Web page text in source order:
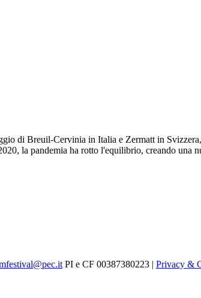
di Breuil-Cervinia in Italia e Zermatt in
la pandemia ha rotto l'equilibrio, creando
PI e CF 00387380223 | Privacy &